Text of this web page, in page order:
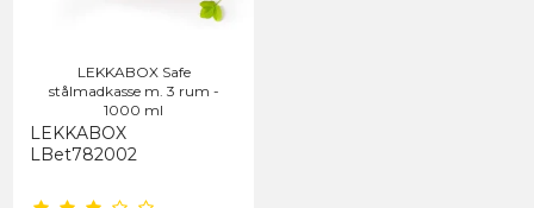
LEKKABOX Safe
stålmadkasse m. 3 rum -
1000 ml
LEKKABOX
LBet782002